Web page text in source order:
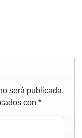
será publicada.
con *